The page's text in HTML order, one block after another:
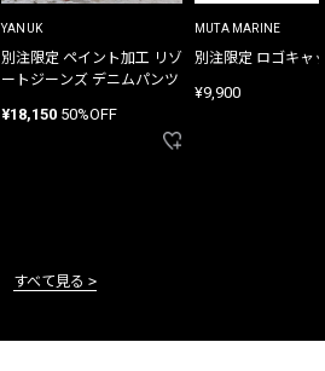
YANUK
別注限定 ペイント加工 リゾ
ートジーンズ デニムパンツ
¥18,150 50%OFF
MUTA MARINE
別注限定 ロゴキャ
¥9,900
すべて見る